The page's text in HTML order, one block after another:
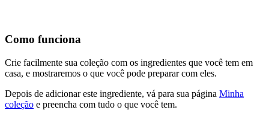
Como funciona
Crie facilmente sua coleção com os ingredientes que você tem em
casa, e mostraremos o que você pode preparar com eles.
Depois de adicionar este ingrediente, vá para sua página Minha
coleção e preencha com tudo o que você tem.